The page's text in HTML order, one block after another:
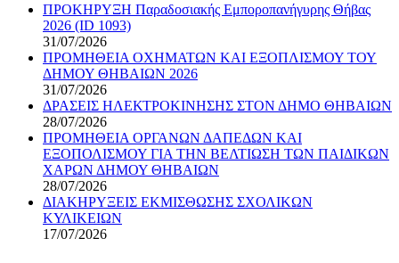
ΠΡΟΚΗΡΥΞΗ Παραδοσιακής Εμποροπανήγυρης Θήβας
2026 (ID 1093)
31/07/2026
ΠΡΟΜΗΘΕΙΑ ΟΧΗΜΑΤΩΝ ΚΑΙ ΕΞΟΠΛΙΣΜΟΥ ΤΟΥ
ΔΗΜΟΥ ΘΗΒΑΙΩΝ 2026
31/07/2026
ΔΡΑΣΕΙΣ ΗΛΕΚΤΡΟΚΙΝΗΣΗΣ ΣΤΟΝ ΔΗΜΟ ΘΗΒΑΙΩΝ
28/07/2026
ΠΡΟΜΗΘΕΙΑ ΟΡΓΑΝΩΝ ΔΑΠΕΔΩΝ ΚΑΙ
ΕΞΟΠΟΛΙΣΜΟΥ ΓΙΑ ΤΗΝ ΒΕΛΤΙΩΣΗ ΤΩΝ ΠΑΙΔΙΚΩΝ
ΧΑΡΩΝ ΔΗΜΟΥ ΘΗΒΑΙΩΝ
28/07/2026
ΔΙΑΚΗΡΥΞΕΙΣ ΕΚΜΙΣΘΩΣΗΣ ΣΧΟΛΙΚΩΝ
ΚΥΛΙΚΕΙΩΝ
17/07/2026